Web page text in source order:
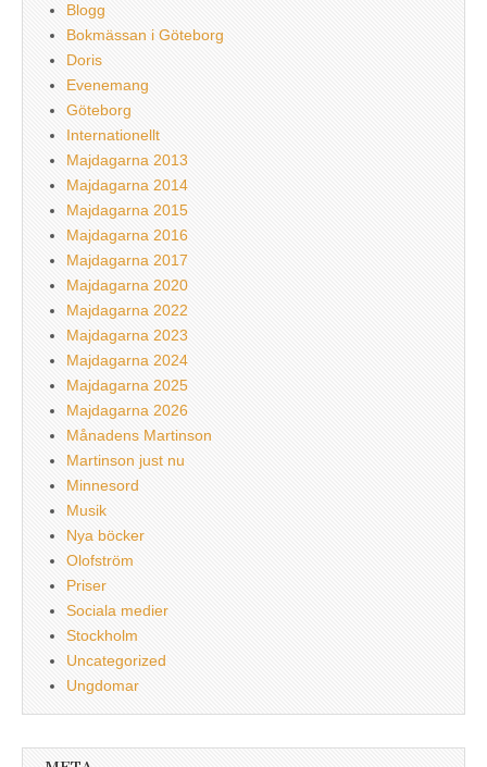
Blogg
Bokmässan i Göteborg
Doris
Evenemang
Göteborg
Internationellt
Majdagarna 2013
Majdagarna 2014
Majdagarna 2015
Majdagarna 2016
Majdagarna 2017
Majdagarna 2020
Majdagarna 2022
Majdagarna 2023
Majdagarna 2024
Majdagarna 2025
Majdagarna 2026
Månadens Martinson
Martinson just nu
Minnesord
Musik
Nya böcker
Olofström
Priser
Sociala medier
Stockholm
Uncategorized
Ungdomar